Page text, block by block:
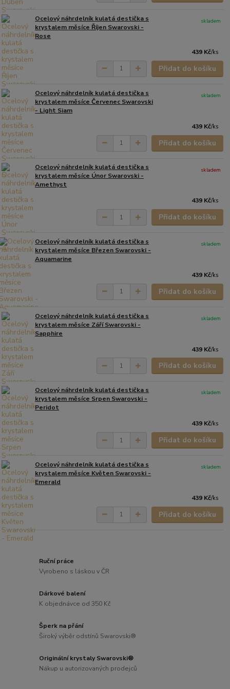
Ocelový náhrdelník kulatá destička s
krystalem měsíce Říjen Swarovski -
Rose
439 Kč/ks
skladem
Přidat do košíku
Ocelový náhrdelník kulatá destička s
krystalem měsíce Červenec Swarovski
- Light Siam
439 Kč/ks
skladem
Přidat do košíku
Ocelový náhrdelník kulatá destička s
krystalem měsíce Únor Swarovski -
Amethyst
439 Kč/ks
skladem
Přidat do košíku
Ocelový náhrdelník kulatá destička s
krystalem měsíce Březen Swarovski -
Aquamarine
439 Kč/ks
skladem
Přidat do košíku
Ocelový náhrdelník kulatá destička s
krystalem měsíce Září Swarovski -
Sapphire
439 Kč/ks
skladem
Přidat do košíku
Ocelový náhrdelník kulatá destička s
krystalem měsíce Srpen Swarovski -
Peridot
439 Kč/ks
skladem
Přidat do košíku
Ocelový náhrdelník kulatá destička s
krystalem měsíce Květen Swarovski -
Emerald
439 Kč/ks
skladem
Přidat do košíku
Ruční práce
Vyrobeno s láskou v ČR
Dárkové balení
K objednávce od 350 Kč
Šperk na přání
Široký výběr odstínů Swarovski®
Originální krystaly Swarovski®
Nákup u autorizovaných prodejců